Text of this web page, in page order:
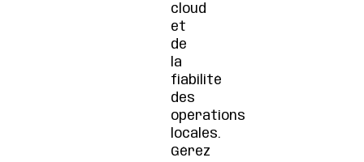
cloud
et
de
la
fiabilité
des
opérations
locales.
Gérez